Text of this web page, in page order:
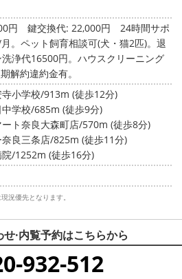
円 鍵交換代: 22,000円
24時間サポ
。ペット飼育相談可(犬・猫2匹)。退
浄代16500円。ハウスクリーニング
解約違約金有。
小学校/913m (徒歩12分)
学校/685m (徒歩9分)
ト奈良大森町店/570m (徒歩8分)
良三条店/825m (徒歩11分)
/1252m (徒歩16分)
況優先となります。
·内覧予約はこちらから
932-512